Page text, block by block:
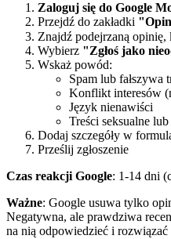
Zaloguj się do Google
Przejdź do zakładki
Znajdź podejrzaną
Wybierz "Zgłoś jako
Wskaż powód:
Spam lub fałszywa
Konflikt interesów
Język nienawiści
Treści seksualne
Dodaj szczegóły w
Prześlij zgłoszenie
Czas reakcji Google: 1-14 dni
Ważne: Google usuwa tylko
Negatywna, ale prawdziwa
na nią odpowiedzieć i